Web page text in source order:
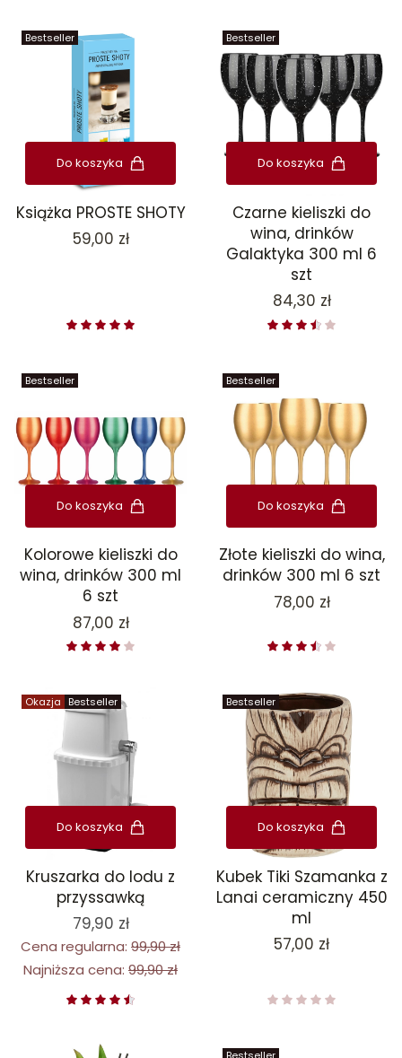
Bestseller
Do koszyka
Książka PROSTE SHOTY
Cena
59,00 zł
Bestseller
Do koszyka
Czarne kieliszki do
wina, drinków
Galaktyka 300 ml 6
szt
Cena
84,30 zł
Bestseller
Do koszyka
Kolorowe kieliszki do
wina, drinków 300 ml
6 szt
Cena
87,00 zł
Bestseller
Do koszyka
Złote kieliszki do wina,
drinków 300 ml 6 szt
Cena
78,00 zł
Okazja Bestseller
Do koszyka
Kruszarka do lodu z
przyssawką
79,90 zł
Cena regularna: 99,90 zł
Najniższa cena: 99,90 zł
Bestseller
Do koszyka
Kubek Tiki Szamanka z
Lanai ceramiczny 450
ml
Cena
57,00 zł
Bestseller